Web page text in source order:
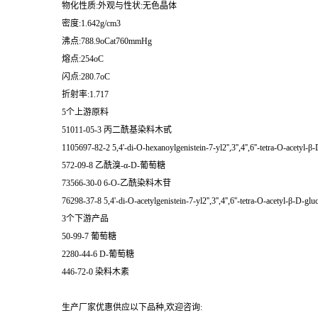
物化性质:外观与性状:无色晶体
密度:1.642g/cm3
沸点:788.9oCat760mmHg
熔点:254oC
闪点:280.7oC
折射率:1.717
5个上游原料
51011-05-3 丙二酰基染料木甙
1105697-82-2 5,4'-di-O-hexanoylgenistein-7-yl2'',3'',4'',6''-tetra-O-acetyl-
572-09-8 乙酰溴-α-D-葡萄糖
73566-30-0 6-O-乙酰染料木苷
76298-37-8 5,4'-di-O-acetylgenistein-7-yl2'',3'',4'',6''-tetra-O-acetyl-β-D-
3个下游产品
50-99-7 葡萄糖
2280-44-6 D-葡萄糖
446-72-0 染料木素
生产厂家优惠供应以下品种,欢迎咨询: